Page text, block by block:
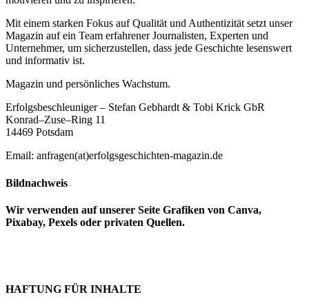
Mit einem starken Fokus auf Qualität und Authentizität setzt unser
Magazin auf ein Team erfahrener Journalisten, Experten und
Unternehmer, um sicherzustellen, dass jede Geschichte lesenswert
und informativ ist.
Magazin und persönliches Wachstum.
Erfolgsbeschleuniger – Stefan Gebhardt & Tobi Krick GbR
Konrad–Zuse–Ring 11
14469 Potsdam
Email: anfragen(at)erfolgsgeschichten-magazin.de
Bildnachweis
Wir verwenden auf unserer Seite Grafiken von Canva,
Pixabay, Pexels oder privaten Quellen.
HAFTUNG FÜR INHALTE